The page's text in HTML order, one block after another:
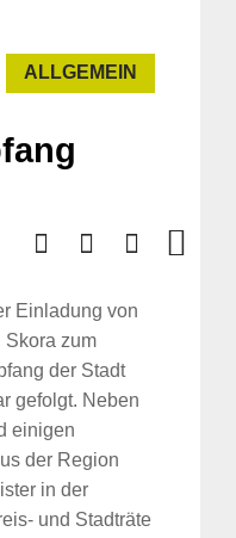
ALLGEMEIN
Einladung von
Skora zum
der Stadt
gefolgt. Neben
einigen
der Region
in der
und Stadträte